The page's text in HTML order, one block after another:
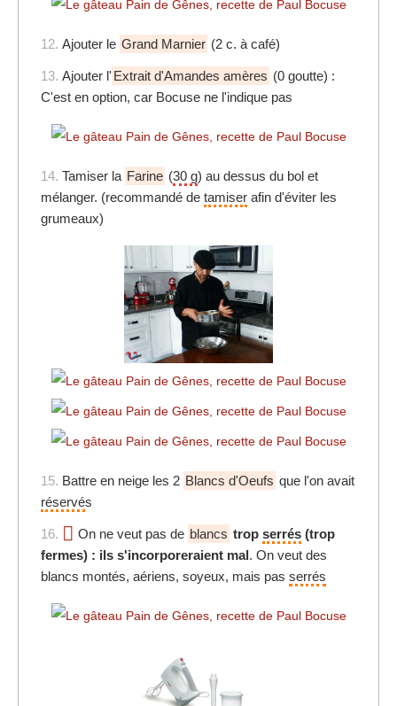
12. Ajouter le Grand Marnier (2 c. à café)
13. Ajouter l' Extrait d'Amandes amères (0 goutte) :
C'est en option, car Bocuse ne l'indique pas
14. Tamiser la Farine (30 g) au dessus du bol et
mélanger. (recommandé de tamiser afin d'éviter les
grumeaux)
15. Battre en neige les 2 Blancs d'Oeufs que l'on avait
réservés
16. On ne veut pas de blancs trop serrés (trop
fermes) : ils s'incorporeraient mal. On veut des
blancs montés, aériens, soyeux, mais pas serrés